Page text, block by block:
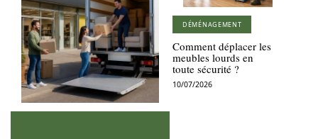
DÉMÉNAGEMENT
Comment déplacer les
meubles lourds en
toute sécurité ?
10/07/2026